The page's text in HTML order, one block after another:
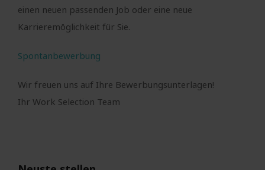
einen neuen passenden Job oder eine neue
Karrieremöglichkeit für Sie.
Spontanbewerbung
Wir freuen uns auf Ihre Bewerbungsunterlagen!
Ihr Work Selection Team